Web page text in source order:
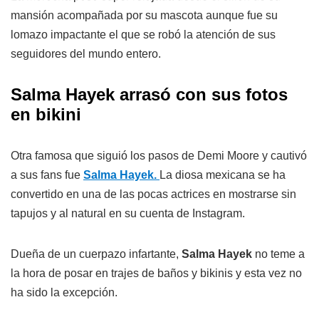
mansión acompañada por su mascota aunque fue su
lomazo impactante el que se robó la atención de sus
seguidores del mundo entero.
Salma Hayek arrasó con sus fotos
en bikini
Otra famosa que siguió los pasos de Demi Moore y cautivó
a sus fans fue Salma Hayek. La diosa mexicana se ha
convertido en una de las pocas actrices en mostrarse sin
tapujos y al natural en su cuenta de Instagram.
Dueña de un cuerpazo infartante, Salma Hayek no teme a
la hora de posar en trajes de baños y bikinis y esta vez no
ha sido la excepción.